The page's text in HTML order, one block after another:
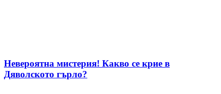
Невероятна мистерия! Какво се крие в
Дяволското гърло?